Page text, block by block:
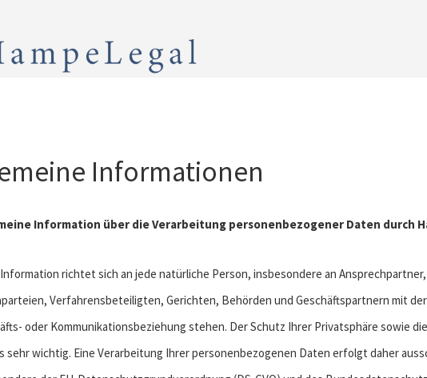
Informationen
Information über die Verarbeitung personenbezogener Daten durch
richtet sich an jede natürliche Person, insbesondere an
Verfahrensbeteiligten, Gerichten, Behörden und Geschäftspartnern mit
oder Kommunikationsbeziehung stehen. Der Schutz Ihrer Privatsphäre sowie
sehr wichtig. Eine Verarbeitung Ihrer personenbezogenen Daten erfolgt daher